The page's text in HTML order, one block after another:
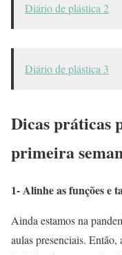
Diário de plástica 2
Diário de plástica 3
Dicas práticas
primeira
1- Alinhe as funções e
Ainda estamos na
aulas presenciais.